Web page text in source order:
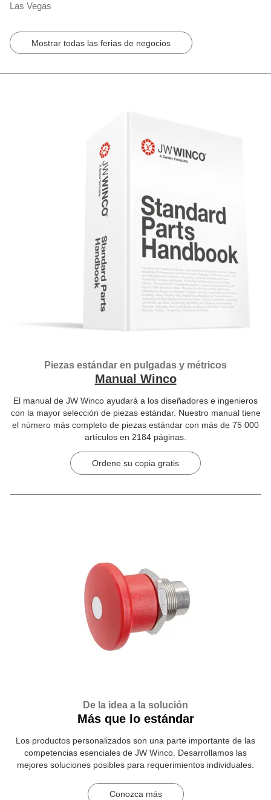
Las Vegas
Mostrar todas las ferias de negocios
Piezas estándar en pulgadas y métricos
Manual Winco
El manual de JW Winco ayudará a los diseñadores e ingenieros
con la mayor selección de piezas estándar. Nuestro manual tiene
el número más completo de piezas estándar con más de 75 000
artículos en 2184 páginas.
Ordene su copia gratis
De la idea a la solución
Más que lo estándar
Los productos personalizados son una parte importante de las
competencias esenciales de JW Winco. Desarrollamos las
mejores soluciones posibles para requerimientos individuales.
Conozca más